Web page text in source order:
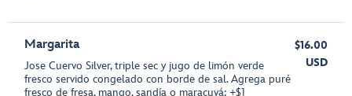
Margarita
Jose Cuervo Silver, triple sec y jugo de limón verde
fresco servido congelado con borde de sal. Agrega puré
fresco de fresa, mango, sandía o maracuyá: +$1
$16.00
USD